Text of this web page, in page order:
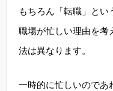
もちろん「転職」と
職場が忙しい理由を考
法は異なります。
一時的に忙しいのであ